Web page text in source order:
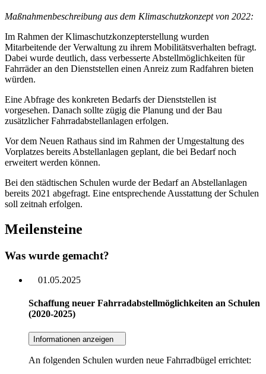
Maßnahmenbeschreibung aus dem Klimaschutzkonzept von 2022:
Im Rahmen der Klimaschutzkonzepterstellung wurden
Mitarbeitende der Verwaltung zu ihrem Mobilitätsverhalten befragt.
Dabei wurde deutlich, dass verbesserte Abstellmöglichkeiten für
Fahrräder an den Dienststellen einen Anreiz zum Radfahren bieten
würden.
Eine Abfrage des konkreten Bedarfs der Dienststellen ist
vorgesehen. Danach sollte zügig die Planung und der Bau
zusätzlicher Fahrradabstellanlagen erfolgen.
Vor dem Neuen Rathaus sind im Rahmen der Umgestaltung des
Vorplatzes bereits Abstellanlagen geplant, die bei Bedarf noch
erweitert werden können.
Bei den städtischen Schulen wurde der Bedarf an Abstellanlagen
bereits 2021 abgefragt. Eine entsprechende Ausstattung der Schulen
soll zeitnah erfolgen.
Meilensteine
Was wurde gemacht?
01.05.2025
Schaffung neuer Fahrradabstellmöglichkeiten an Schulen
(2020-2025)
Informationen anzeigen
An folgenden Schulen wurden neue Fahrradbügel errichtet: